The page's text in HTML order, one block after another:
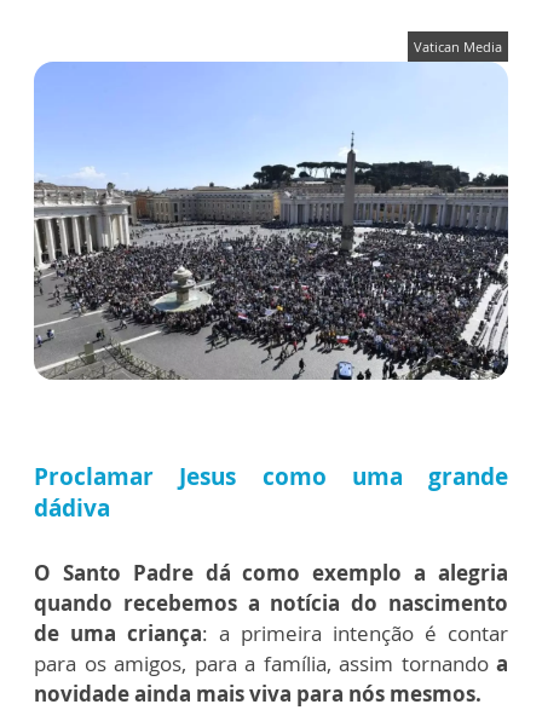
Vatican Media
Proclamar Jesus como uma grande
dádiva
O Santo Padre dá como exemplo a alegria
quando recebemos a notícia do nascimento
de uma criança: a primeira intenção é contar
para os amigos, para a família, assim tornando a
novidade ainda mais viva para nós mesmos.